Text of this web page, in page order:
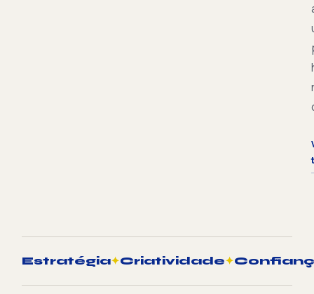
Estratégia✦Criatividade✦